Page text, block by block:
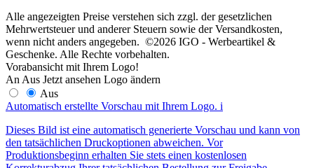
Alle angezeigten Preise verstehen sich zzgl. der gesetzlichen
Mehrwertsteuer und anderer Steuern sowie der Versandkosten,
wenn nicht anders angegeben. ©2026 IGO - Werbeartikel &
Geschenke. Alle Rechte vorbehalten.
Vorabansicht mit Ihrem Logo!
An Aus Jetzt ansehen Logo ändern
Aus
Automatisch erstellte Vorschau mit Ihrem Logo. i
Dieses Bild ist eine automatisch generierte Vorschau und kann von
den tatsächlichen Druckoptionen abweichen. Vor
Produktionsbeginn erhalten Sie stets einen kostenlosen